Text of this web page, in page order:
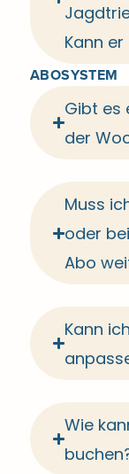
Kann
ABOSYSTEM
Gibt es
der
Muss
oder
Abo
Kann
Wie